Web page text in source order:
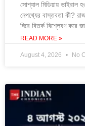
সোশ্যাল মিডিয়ায় ভাইরাল
নেপথ্যের বাস্তবতা কী?
ঘিরে বিতর্ক বিশ্লেষণ করে
READ MORE »
August 4, 2026 No